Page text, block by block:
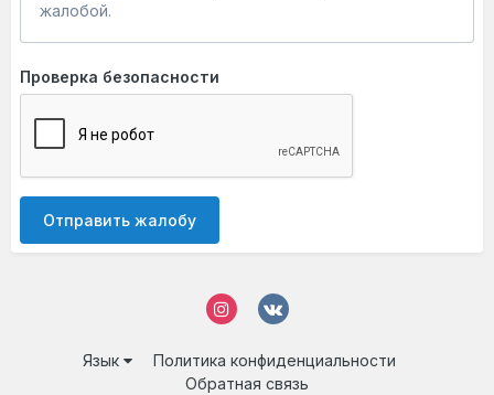
жалобой.
Проверка безопасности
Отправить жалобу
Язык
Политика конфиденциальности
Обратная связь